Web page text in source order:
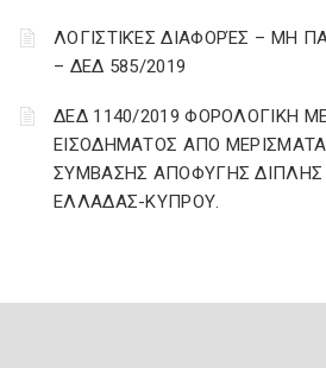
ΛΟΓΙΣΤΙΚΈΣ ΔΙΑΦΟΡΈΣ – ΜΗ
– ΔΕΔ 585/2019
ΔΕΔ 1140/2019 ΦΟΡΟΛΟΓΙΚΗ
ΕΙΣΟΔΗΜΑΤΟΣ ΑΠΟ
ΣΥΜΒΑΣΗΣ ΑΠΟΦΥΓΗΣ ΔΙΠΛΗΣ
ΕΛΛΑΔΑΣ-ΚΥΠΡΟΥ.